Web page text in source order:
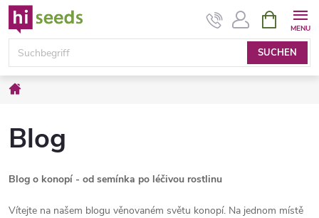
Zum
Inhalt
springen
SUCHEN
Blog
Blog o konopí - od semínka po léčivou rostlinu
Vítejte na našem blogu věnovaném světu konopí. Na jednom místě